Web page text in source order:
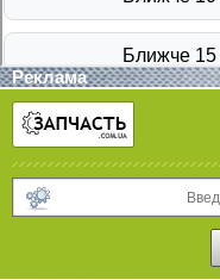
Реклама